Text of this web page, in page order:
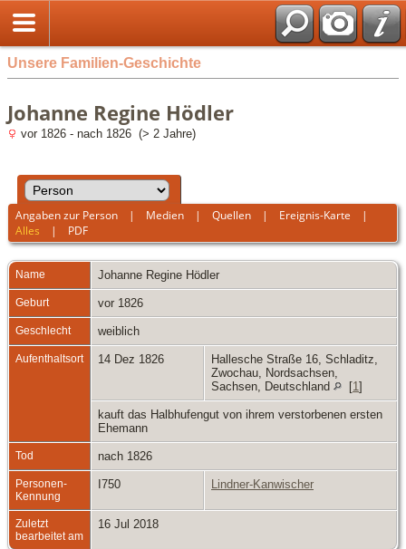
Unsere Familien-Geschichte
Johanne Regine Hödler
vor 1826 - nach 1826 (> 2 Jahre)
Angaben zur Person | Medien |Quellen | Ereignis-Karte |
Alles | PDF
Name Johanne Regine Hödler
Geburt vor 1826
Geschlecht weiblich
Aufenthaltsort 14 Dez 1826
Hallesche Straße 16, Schladitz,
Zwochau, Nordsachsen,
Sachsen, Deutschland
[1]
kauft das Halbhufengut von ihrem verstorbenen ersten
Ehemann
Tod nach 1826
Personen-
Kennung
I750 Lindner-Kanwischer
Zuletzt
bearbeitet am
16 Jul 2018